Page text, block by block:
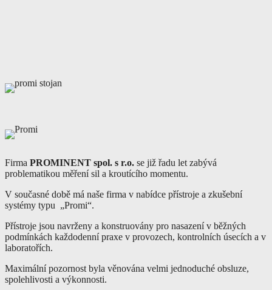
Firma PROMINENT spol. s r.o. se již řadu let zabývá
problematikou měření sil a kroutícího momentu.
V současné době má naše firma v nabídce přístroje a zkušební
systémy typu „Promi“.
Přístroje jsou navrženy a konstruovány pro nasazení v běžných
podmínkách každodenní praxe v provozech, kontrolních úsecích a v
laboratořích.
Maximální pozornost byla věnována velmi jednoduché obsluze,
spolehlivosti a výkonnosti.